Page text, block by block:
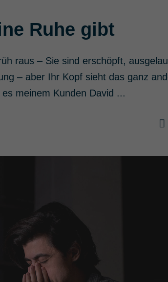
Ruhe gibt
raus – Sie sind erschöpft,
– aber Ihr Kopf sieht das ganz
meinem Kunden David ...